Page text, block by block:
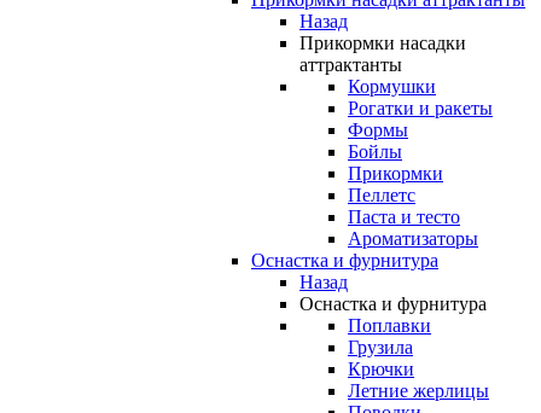
Назад
Прикормки насадки
аттрактанты
Кормушки
Рогатки и ракеты
Формы
Бойлы
Прикормки
Пеллетс
Паста и тесто
Ароматизаторы
Оснастка и фурнитура
Назад
Оснастка и фурнитура
Поплавки
Грузила
Крючки
Летние жерлицы